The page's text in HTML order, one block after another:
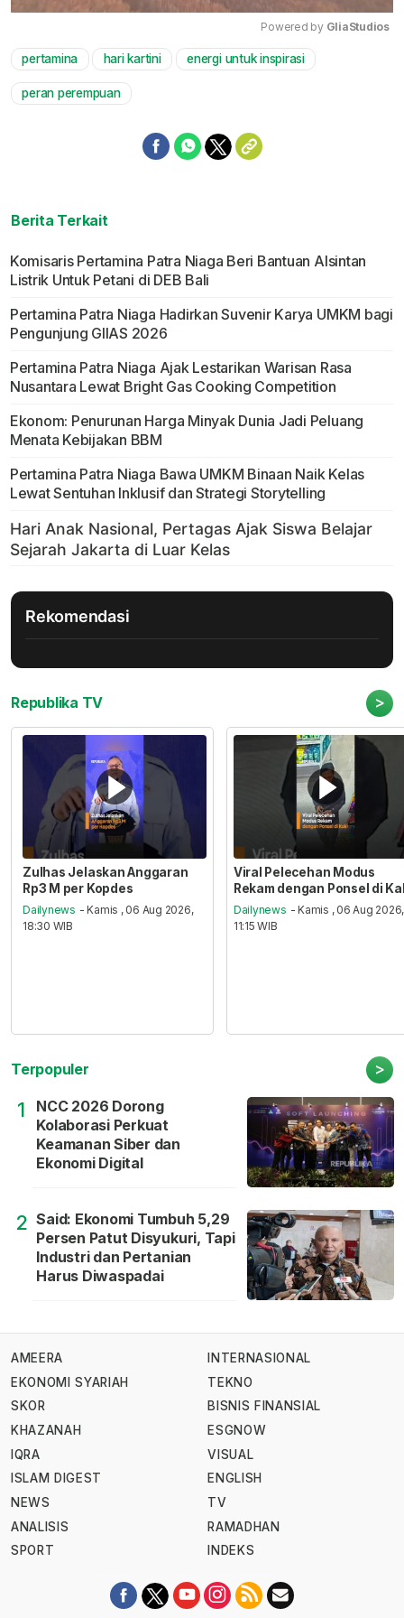
Powered by GliaStudios
pertamina hari kartini energi untuk inspirasi
peran perempuan
Berita Terkait
Komisaris Pertamina Patra Niaga Beri Bantuan Alsintan
Listrik Untuk Petani di DEB Bali
Pertamina Patra Niaga Hadirkan Suvenir Karya UMKM bagi
Pengunjung GIIAS 2026
Pertamina Patra Niaga Ajak Lestarikan Warisan Rasa
Nusantara Lewat Bright Gas Cooking Competition
Ekonom: Penurunan Harga Minyak Dunia Jadi Peluang
Menata Kebijakan BBM
Pertamina Patra Niaga Bawa UMKM Binaan Naik Kelas
Lewat Sentuhan Inklusif dan Strategi Storytelling
Rekomendasi
Republika TV >
Zulhas Jelaskan Anggaran
Rp3 M per Kopdes
Dailynews - Kamis , 06 Aug 2026,
18:30 WIB
Viral Pelecehan Modus
Rekam dengan Ponsel di
Dailynews - Kamis , 06 Aug 2026,
11:15 WIB
Terpopuler >
1
NCC 2026 Dorong
Kolaborasi Perkuat
Keamanan Siber dan
Ekonomi Digital
2 Said: Ekonomi Tumbuh 5,29
Persen Patut Disyukuri, Tapi
Industri dan Pertanian
Harus Diwaspadai
AMEERA
EKONOMI SYARIAH
SKOR
KHAZANAH
IQRA
ISLAM DIGEST
NEWS
ANALISIS
SPORT
INTERNASIONAL
TEKNO
BISNIS FINANSIAL
ESGNOW
VISUAL
ENGLISH
TV
RAMADHAN
INDEKS